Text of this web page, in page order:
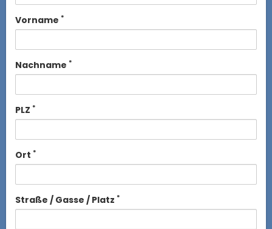
Vorname *
Nachname *
PLZ *
Ort *
Straße / Gasse / Platz *